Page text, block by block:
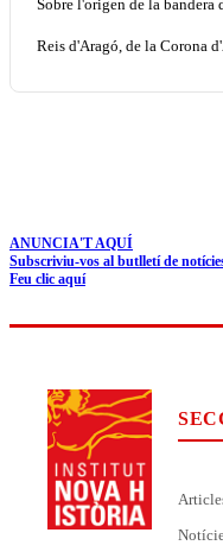
Sobre l'origen de la bandera
Reis d'Aragó, de la Corona
ANUNCIA'T AQUÍ
Subscriviu-vos al butlletí de
Feu clic aquí